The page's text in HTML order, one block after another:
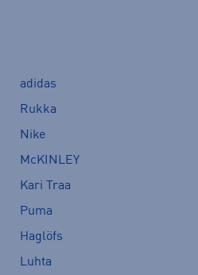
adidas
Rukka
Nike
McKINLEY
Kari Traa
Puma
Haglöfs
Luhta